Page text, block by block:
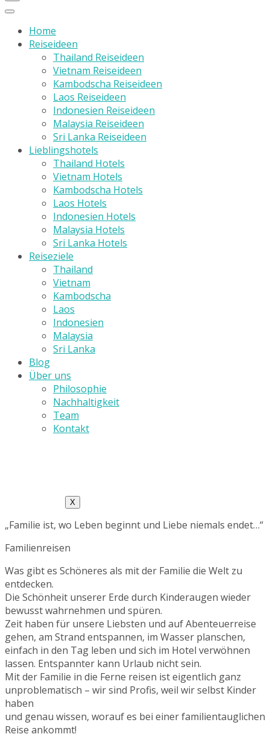
Home
Reiseideen
Thailand Reiseideen
Vietnam Reiseideen
Kambodscha Reiseideen
Laos Reiseideen
Indonesien Reiseideen
Malaysia Reiseideen
Sri Lanka Reiseideen
Lieblingshotels
Thailand Hotels
Vietnam Hotels
Kambodscha Hotels
Laos Hotels
Indonesien Hotels
Malaysia Hotels
Sri Lanka Hotels
Reiseziele
Thailand
Vietnam
Kambodscha
Laos
Indonesien
Malaysia
Sri Lanka
Blog
Über uns
Philosophie
Nachhaltigkeit
Team
Kontakt
X
„Familie ist, wo Leben beginnt und Liebe niemals endet…“
Familienreisen
Was gibt es Schöneres als mit der Familie die Welt zu
entdecken.
Die Schönheit unserer Erde durch Kinderaugen wieder
bewusst wahrnehmen und spüren.
Zeit haben für unsere Liebsten und auf Abenteuerreise
gehen, am Strand entspannen, im Wasser planschen,
einfach in den Tag leben und sich im Hotel verwöhnen
lassen. Entspannter kann Urlaub nicht sein.
Mit der Familie in die Ferne reisen ist eigentlich ganz
unproblematisch – wir sind Profis, weil wir selbst Kinder
haben
und genau wissen, worauf es bei einer familientauglichen
Reise ankommt!